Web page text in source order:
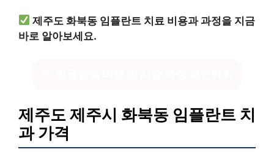
제주도 화북동 임플란트 치료 비용과 과정을 지금
바로 알아보세요.
제주도 제주시 화북동 임플란트 치
과 가격